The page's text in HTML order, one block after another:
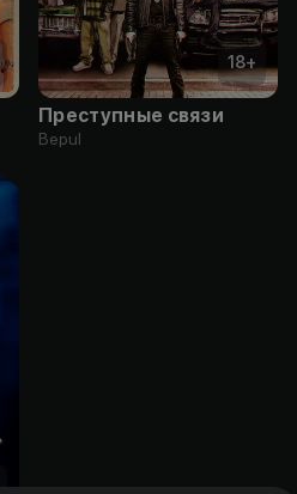
18+
Преступные связи
Bepul